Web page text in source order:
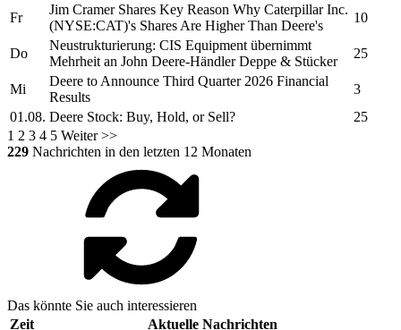
Fr
Jim Cramer Shares Key Reason Why Caterpillar Inc.
(NYSE:CAT)'s Shares Are Higher Than Deere's
10
Do
Neustrukturierung: CIS Equipment übernimmt
Mehrheit an John Deere-Händler Deppe & Stücker
25
Mi
Deere to Announce Third Quarter 2026 Financial
Results
3
01.08. Deere Stock: Buy, Hold, or Sell?
25
1 2 3 4 5 Weiter >>
229 Nachrichten in den letzten 12 Monaten
Das könnte Sie auch interessieren
Zeit
Aktuelle Nachrichten